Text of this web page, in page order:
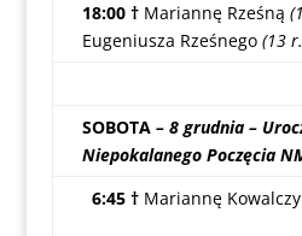
18:00 † Mariannę Rześną
Eugeniusza Rześnego (13
SOBOTA – 8 grudnia –
Niepokalanego Poczęcia
6:45 † Mariannę